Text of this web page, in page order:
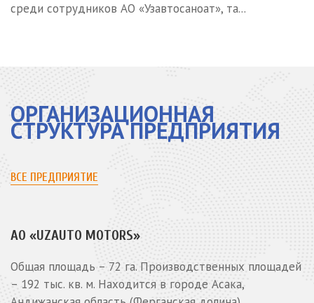
среди сотрудников АО «Узавтосаноат», та...
ОРГАНИЗАЦИОННАЯ
СТРУКТУРА ПРЕДПРИЯТИЯ
ВСЕ ПРЕДПРИЯТИЕ
АО «UZAUTO MOTORS»
Общая площадь – 72 га. Производственных площадей
– 192 тыс. кв. м. Находится в городе Асака,